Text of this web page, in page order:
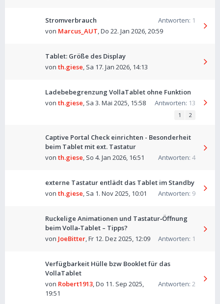
Stromverbrauch Antworten: 1
von Marcus_AUT,Do 22. Jan 2026, 20:59
Tablet: Größe des Display
von th.giese, Sa 17. Jan 2026, 14:13
Ladebebegrenzung VollaTablet ohne Funktion
Antworten: 13
von th.giese, Sa 3. Mai 2025, 15:58
1 2
Captive Portal Check einrichten - Besonderheit
beim Tablet mit ext. Tastatur
Antworten: 4
von th.giese, So 4. Jan 2026, 16:51
externe Tastatur entlädt das Tablet im Standby
Antworten: 9
von th.giese, Sa 1. Nov 2025, 10:01
Ruckelige Animationen und Tastatur‑Öffnung
beim Volla‑Tablet – Tipps?
Antworten: 1
von JoeBitter,Fr 12. Dez 2025, 12:09
Verfügbarkeit Hülle bzw Booklet für das
VollaTablet
Antworten: 2
von Robert1913,Do 11. Sep 2025,
19:51